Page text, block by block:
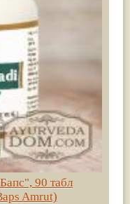
90 табл
Amrut)